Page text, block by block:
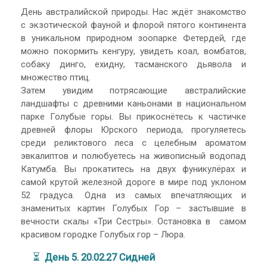
День австралийской природы. Нас ждёт знакомство
с экзотической фауной и флорой пятого континента
в уникальном природном зоопарке Фетердей, где
можно покормить кенгуру, увидеть коал, вомбатов,
собаку динго, ехидну, тасманского дьявола и
множество птиц.
Затем увидим потрясающие австралийские
ландшафты с древними каньонами в национальном
парке Голубые горы. Вы прикоснётесь к частичке
древней флоры Юрского периода, прогуляетесь
среди реликтового леса с целебным ароматом
эвкалиптов и полюбуетесь на живописный водопад
Катумба. Вы прокатитесь на двух фуникулёрах и
самой крутой железной дороге в мире под уклоном
52 градуса. Одна из самых впечатляющих и
знаменитых картин Голубых Гор – застывшие в
вечности скалы «Три Сестры». Остановка в самом
красивом городке Голубых гор – Люра.
⏳ День 5. 20.02.27 Сидней